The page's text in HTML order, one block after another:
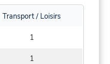
Transport / Loisirs
1
1